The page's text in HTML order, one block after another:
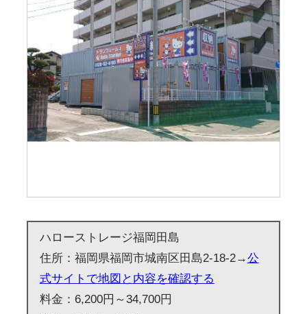
ハローストレージ福岡田島
住所：福岡県福岡市城南区田島2-18-2→公
式サイトで地図と内容を確認する
料金：6,200円～34,700円